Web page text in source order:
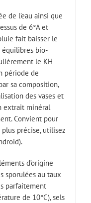
de l’eau ainsi que
de 6°A et
fait baisser le
équilibres bio-
le KH
période de
sa composition,
des vases et
extrait minéral
Convient pour
plus précise, utilisez
d’origine
sporulées au taux
parfaitement
de 10°C), sels